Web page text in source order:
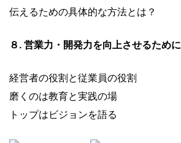
伝えるための具体的な方法とは？
８. 営業力・開発力を向上させるために
経営者の役割と従業員の役割
磨くのは教育と実践の場
トップはビジョンを語る